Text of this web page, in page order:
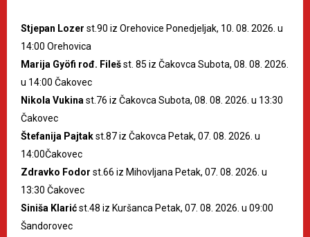
Stjepan Lozer st.90 iz Orehovice Ponedjeljak, 10. 08. 2026. u
14:00 Orehovica
Marija Gyöfi rođ. Filešst. 85 iz Čakovca Subota, 08. 08. 2026.
u 14:00 Čakovec
Nikola Vukina st.76 iz Čakovca Subota, 08. 08. 2026. u 13:30
Čakovec
Štefanija Pajtakst.87 iz Čakovca Petak, 07. 08. 2026. u
14:00Čakovec
Zdravko Fodor st.66 iz Mihovljana Petak, 07. 08. 2026. u
13:30 Čakovec
Siniša Klarićst.48 iz Kuršanca Petak, 07. 08. 2026. u 09:00
Šandorovec